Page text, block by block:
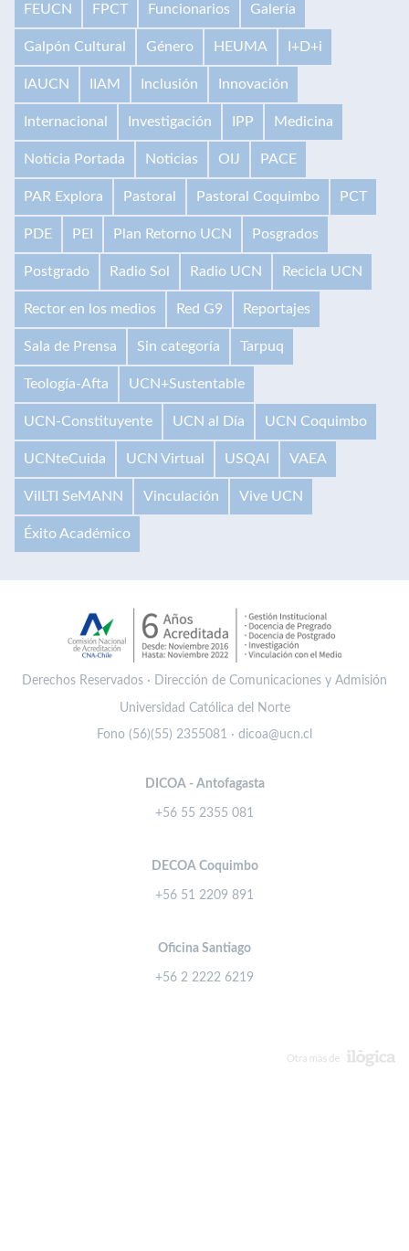
FEUCN FPCT Funcionarios Galería
Galpón Cultural Género HEUMA I+D+i
IAUCN IIAM Inclusión Innovación
Internacional Investigación IPP Medicina
Noticia Portada Noticias OIJ PACE
PAR Explora Pastoral Pastoral Coquimbo PCT
PDE PEI Plan Retorno UCN Posgrados
Postgrado Radio Sol Radio UCN Recicla UCN
Rector en los medios Red G9 Reportajes
Sala de Prensa Sin categoría Tarpuq
Teología-Afta UCN+Sustentable
UCN-Constituyente UCN al Día UCN Coquimbo
UCNteCuida UCN Virtual USQAI VAEA
VilLTI SeMANN Vinculación Vive UCN
Éxito Académico
Derechos Reservados · Dirección de Comunicaciones y Admisión
Universidad Católica del Norte
Fono (56)(55) 2355081 · dicoa@ucn.cl
DICOA - Antofagasta
+56 55 2355 081
DECOA Coquimbo
+56 51 2209 891
Oficina Santiago
+56 2 2222 6219